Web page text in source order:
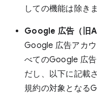
しての機能は除きま
Google 広告（旧
Google 広告アカ
べてのGoogle 広
だし、以下に記載
規約の対象となる